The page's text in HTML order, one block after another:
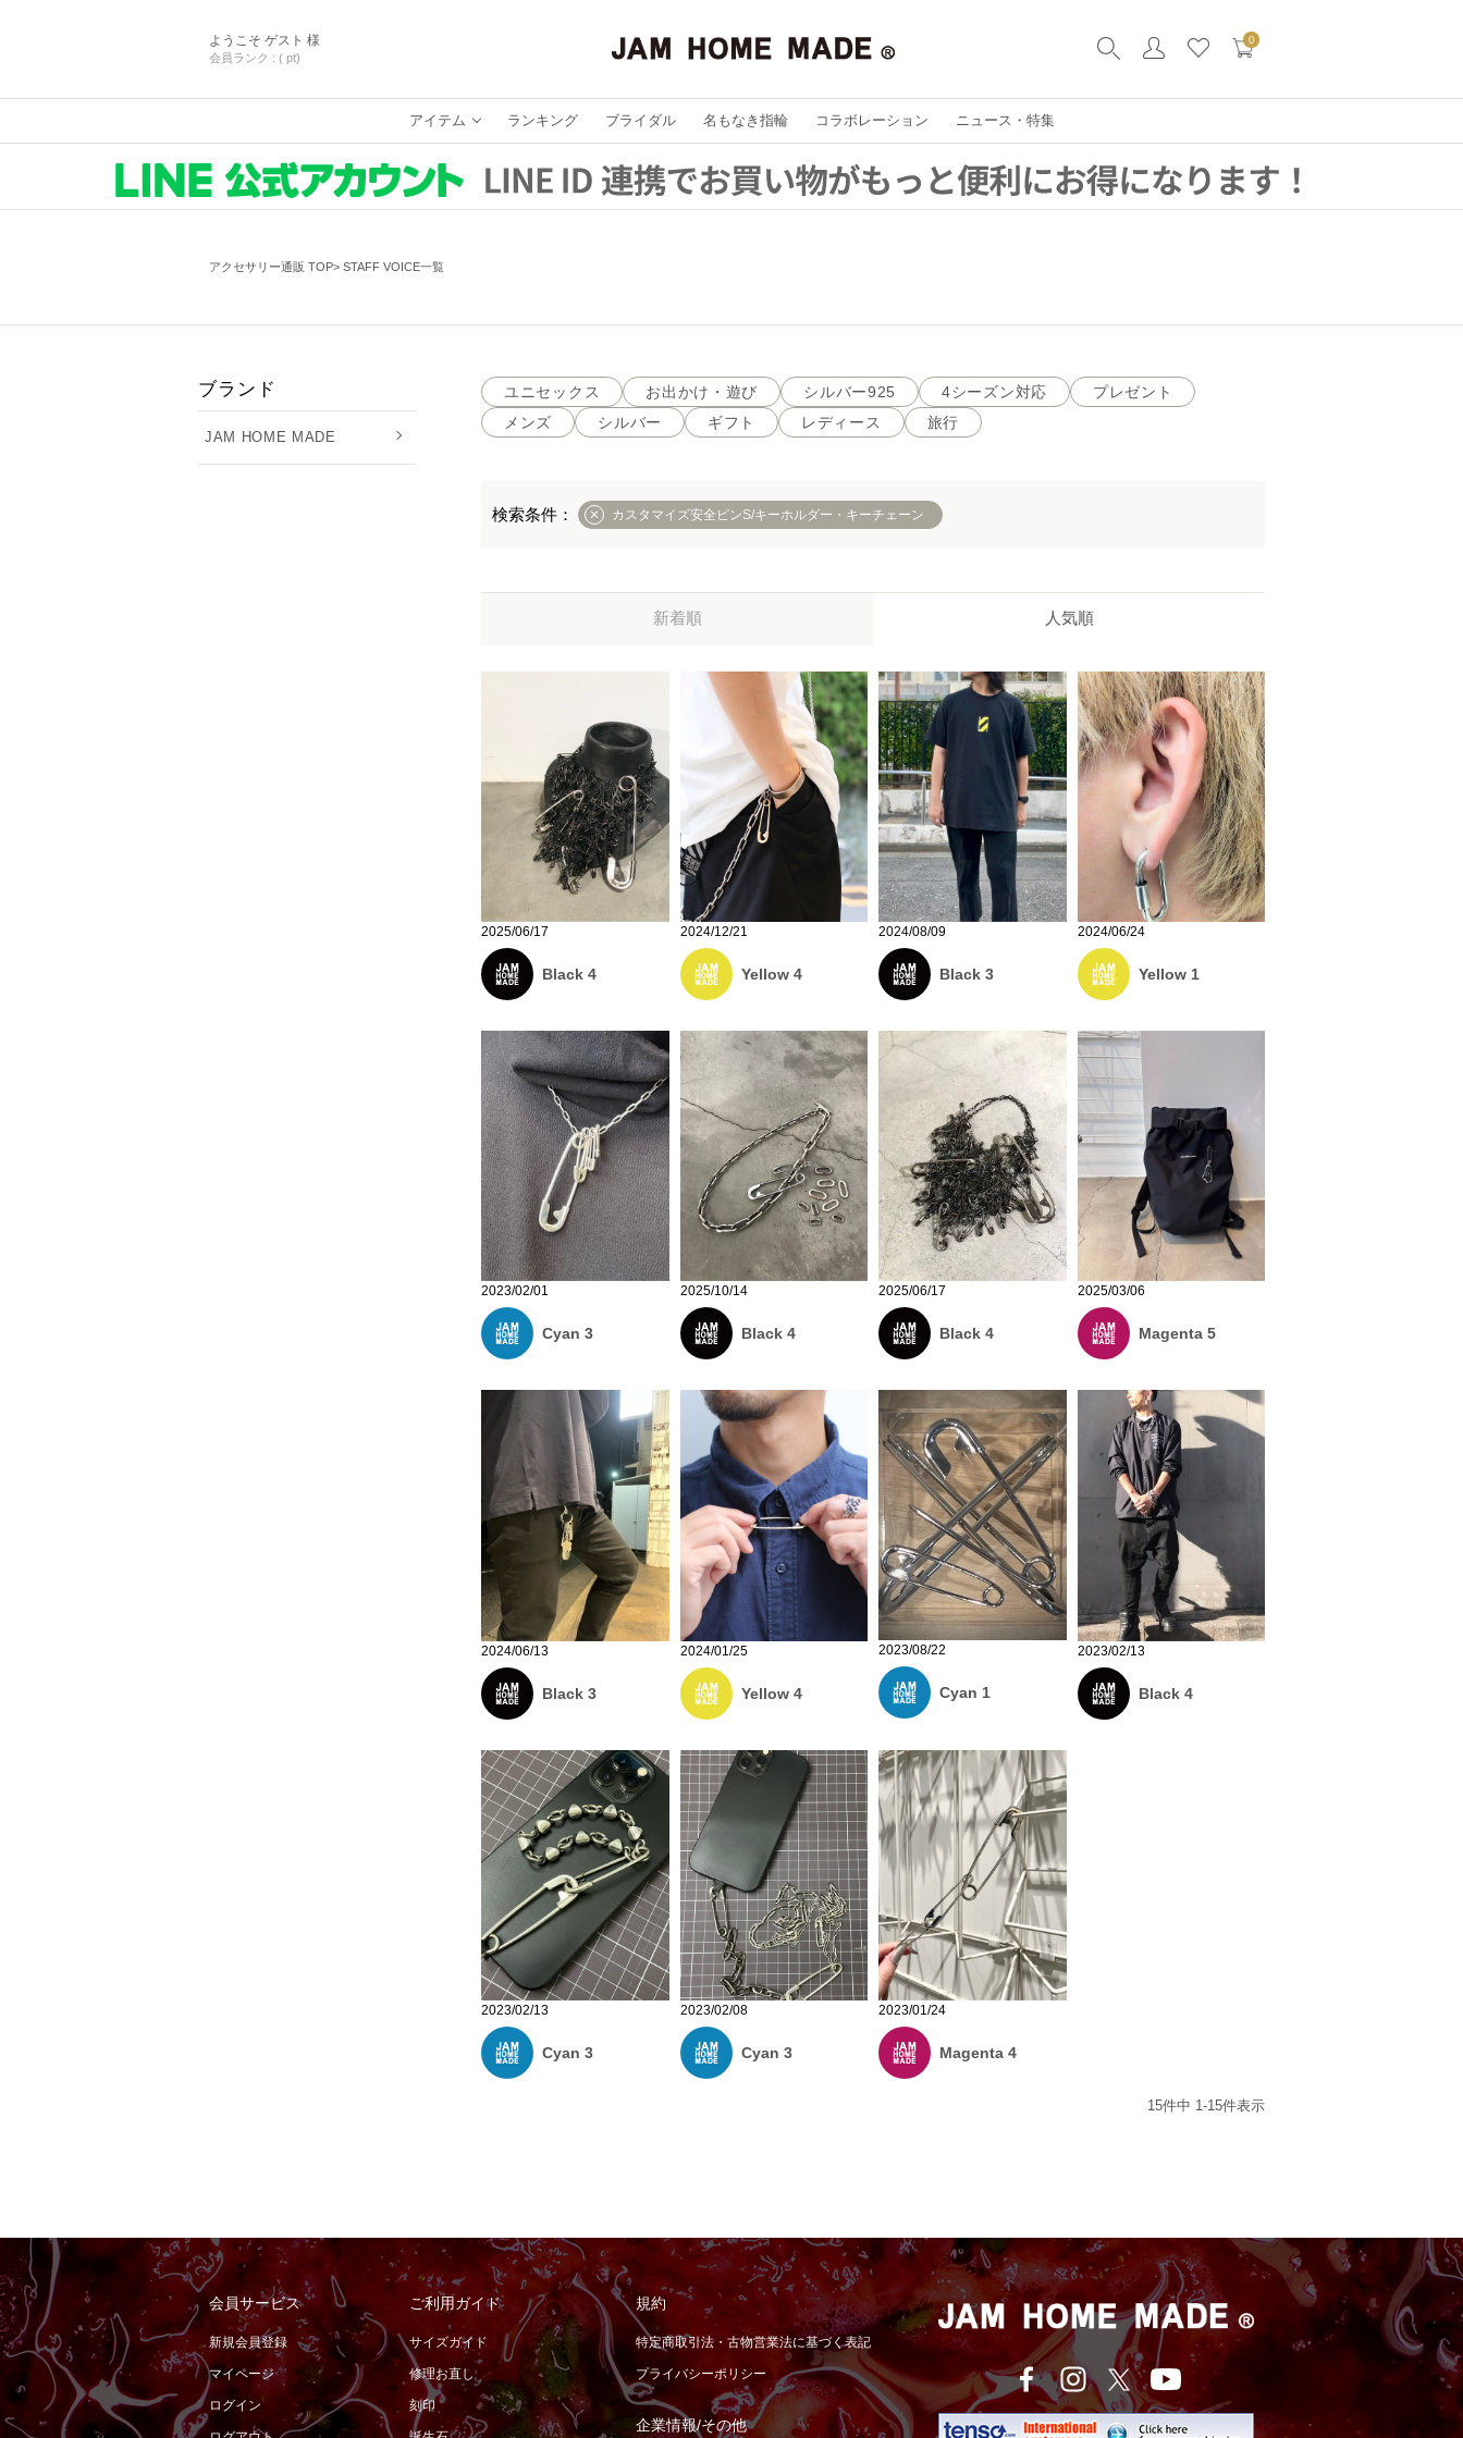
ようこそ ゲスト 様
会員ランク : ( pt)
0
アイテム ランキング ブライダル 名もなき指輪 コラボレーション ニュース・特集
アクセサリー通販 TOP STAFF VOICE一覧
ブランド
JAM HOME MADE
ユニセックス お出かけ・遊び シルバー925 4シーズン対応
プレゼント
メンズ
シルバー ギフト レディース 旅行
カスタマイズ安全ピンS/キーホルダー・キーチェーン
新着順 人気順
2025/06/17
Black 4
2024/12/21
Yellow 4
2024/08/09
Black 3
2024/06/24
Yellow 1
2023/02/01
Cyan 3
2025/10/14
Black 4
2025/06/17
Black 4
2025/03/06
Magenta 5
2024/06/13
Black 3
2024/01/25
Yellow 4
2023/08/22
Cyan 1
2023/02/13
Black 4
2023/02/13
Cyan 3
2023/02/08
Cyan 3
2023/01/24
Magenta 4
15件中 1 -15件表示
会員サービス
新規会員登録
マイページ
ログイン
ご利用ガイド
サイズガイド
修理お直し
刻印
規約
特定商取引法・古物営業法に基づく表記
プライバシーポリシー
企業情報/その他